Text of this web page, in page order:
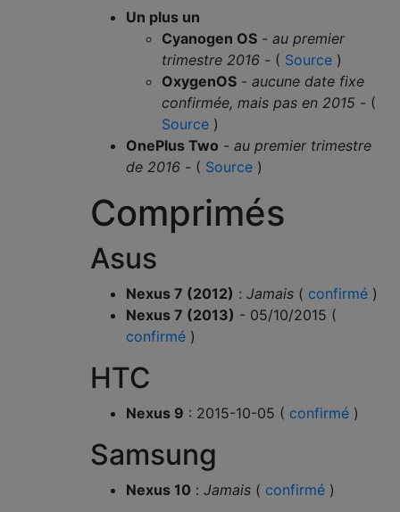
Un plus un
Cyanogen OS - au premier
trimestre 2016 - ( Source )
OxygenOS - aucune date fixe
confirmée, mais pas en 2015 - (
Source )
OnePlus Two - au premier trimestre
de 2016 - ( Source )
Comprimés
Asus
Nexus 7 (2012) : Jamais ( confirmé )
Nexus 7 (2013) - 05/10/2015 (
confirmé )
HTC
Nexus 9 : 2015-10-05 ( confirmé )
Samsung
Nexus 10 : Jamais ( confirmé )